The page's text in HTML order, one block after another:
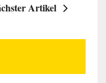
Artikel